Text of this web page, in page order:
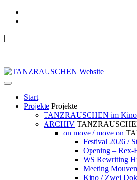
|
Start
Projekte Projekte
TANZRAUSCHEN im Kino
ARCHIV
on move / move on
Festival 2026 /
Opening – Rex-
WS Rewriting
Meeting
Kino / Zwei